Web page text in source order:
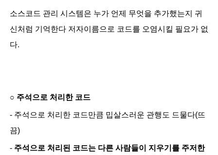
소스코드 관리 시스템은 누가 언제 무엇을 추가했는지 귀
신처럼 기억한다 저자이름으로 코드를 오염시킬 필요가 없
다.
○ 주석으로 처리한 코드
- 주석으로 처리한 코드만큼 밉살스러운 관행도 드물다(뜨
끔)
- 주석으로 처리된 코드는 다른 사람들이 지우기를 주저한